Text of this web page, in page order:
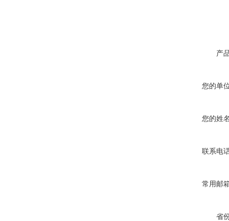
产
您的单
您的姓
联系电
常用邮
省